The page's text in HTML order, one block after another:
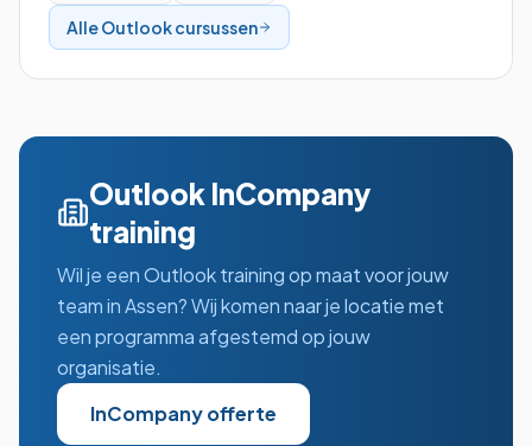
AlleOutlookcursussen
Outlook InCompany
training
Wil je eenOutlooktraining op maat voor jouw
team inAssen? Wij komen naar je locatie met
een programma afgestemd op jouw
organisatie.
InCompany offerte